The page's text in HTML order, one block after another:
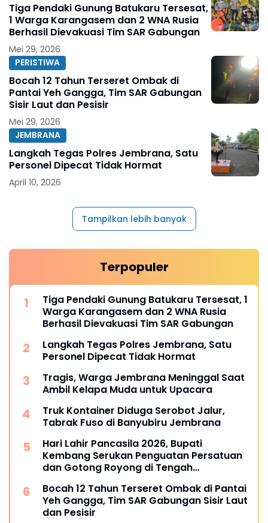
Tiga Pendaki Gunung Batukaru Tersesat,
1 Warga Karangasem dan 2 WNA Rusia
Berhasil Dievakuasi Tim SAR Gabungan
Mei 29, 2026
PERISTIWA
Bocah 12 Tahun Terseret Ombak di
Pantai Yeh Gangga, Tim SAR Gabungan
Sisir Laut dan Pesisir
Mei 29, 2026
JEMBRANA
Langkah Tegas Polres Jembrana, Satu
Personel Dipecat Tidak Hormat
April 10, 2026
Tampilkan lebih banyak
Terpopuler
Tiga Pendaki Gunung Batukaru Tersesat, 1
Warga Karangasem dan 2 WNA Rusia
Berhasil Dievakuasi Tim SAR Gabungan
Langkah Tegas Polres Jembrana, Satu
Personel Dipecat Tidak Hormat
Tragis, Warga Jembrana Meninggal Saat
Ambil Kelapa Muda untuk Upacara
Truk Kontainer Diduga Serobot Jalur,
Tabrak Fuso di Banyubiru Jembrana
Hari Lahir Pancasila 2026, Bupati
Kembang Serukan Penguatan Persatuan
dan Gotong Royong di Tengah
Bocah 12 Tahun Terseret Ombak di Pantai
Yeh Gangga, Tim SAR Gabungan Sisir Laut
dan Pesisir